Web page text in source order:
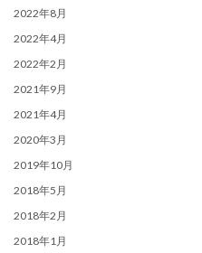
2022年8月
2022年4月
2022年2月
2021年9月
2021年4月
2020年3月
2019年10月
2018年5月
2018年2月
2018年1月